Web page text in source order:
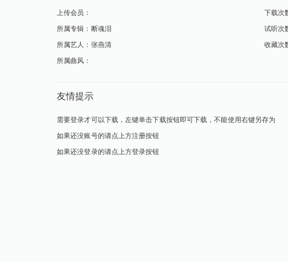
上传会员：
所属专辑： 断魂泪
所属艺人： 张燕清
所属曲风：
下载次
试听次
收藏次
友情提示
需要登录才可以下载，左键单击下载按钮即可下载，不能使用右键另存为
如果还没账号的请点上方注册按钮
如果还没登录的请点上方登录按钮